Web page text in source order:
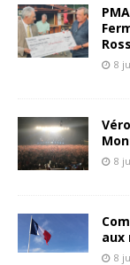
Ross
8
8
aux
8